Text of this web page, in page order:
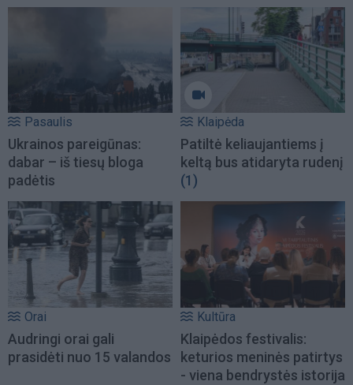
Pasaulis
Ukrainos pareigūnas:
dabar – iš tiesų bloga
padėtis
Klaipėda
Patiltė keliaujantiems į
keltą bus atidaryta rudenį
(1)
Orai
Audringi orai gali
prasidėti nuo 15 valandos
Kultūra
Klaipėdos festivalis:
keturios meninės patirtys
- viena bendrystės istorija